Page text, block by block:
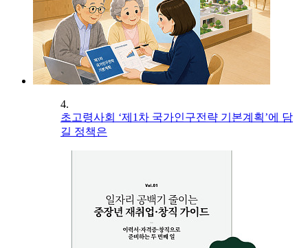
4.
초고령사회 ‘제1차 국가인구전략 기본계획’에 담
길 정책은